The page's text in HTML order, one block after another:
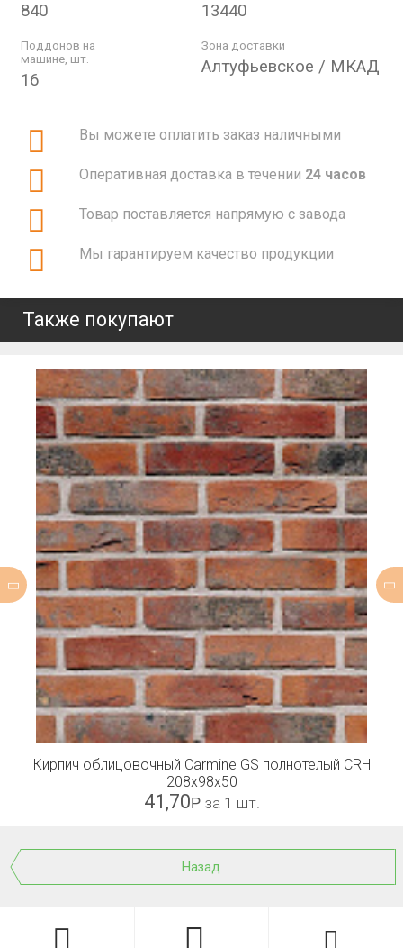
840 13440
Поддонов на
машине, шт.
16
Зона доставки
Алтуфьевское / МКАД
Вы можете оплатить заказ наличными
Оперативная доставка в течении 24 часов
Товар поставляется напрямую с завода
Мы гарантируем качество продукции
Также покупают
Кирпич облицовочный Carmine GS полнотелый CRH
208x98x50
41,70Р за 1 шт.
Назад